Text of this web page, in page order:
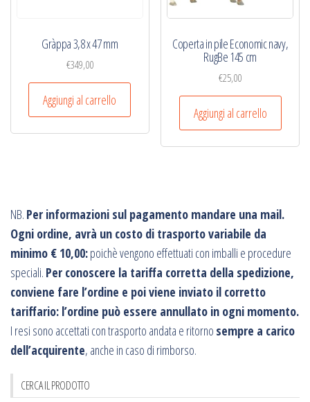
Gràppa 3,8 x 47 mm
€349,00
Aggiungi al carrello
Coperta in pile Economic navy,
RugBe 145 cm
€25,00
Aggiungi al carrello
NB. Per informazioni sul pagamento mandare una mail.
Ogni ordine, avrà un costo di trasporto variabile da
minimo € 10,00:poichè vengono effettuati con imballi e procedure
speciali. Per conoscere la tariffa corretta della spedizione,
conviene fare l’ordine e poi viene inviato il corretto
tariffario: l’ordine può essere annullato in ogni momento.
I resi sono accettati con trasporto andata e ritorno sempre a carico
dell’acquirente, anche in caso di rimborso.
CERCA IL PRODOTTO